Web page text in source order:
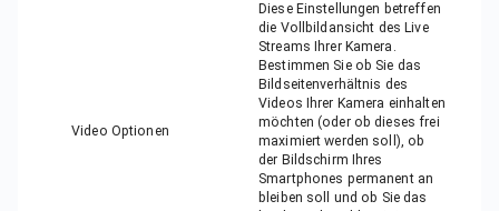
Video Optionen
Diese Einstellungen betreffen
die Vollbildansicht des Live
Streams Ihrer Kamera.
Bestimmen Sie ob Sie das
Bildseitenverhältnis des
Videos Ihrer Kamera einhalten
möchten (oder ob dieses frei
maximiert werden soll), ob
der Bildschirm Ihres
Smartphones permanent an
bleiben soll und ob Sie das